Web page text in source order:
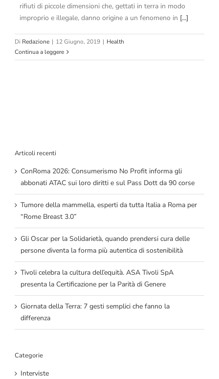
rifiuti di piccole dimensioni che, gettati in terra in modo
improprio e illegale, danno origine a un fenomeno in [...]
Di Redazione | 12 Giugno, 2019 | Health
Continua a leggere
Articoli recenti
ConRoma 2026: Consumerismo No Profit informa gli
abbonati ATAC sui loro diritti e sul Pass Dott da 90 corse
Tumore della mammella, esperti da tutta Italia a Roma per
“Rome Breast 3.0”
Gli Oscar per la Solidarietà, quando prendersi cura delle
persone diventa la forma più autentica di sostenibilità
Tivoli celebra la cultura dell’equità. ASA Tivoli SpA
presenta la Certificazione per la Parità di Genere
Giornata della Terra: 7 gesti semplici che fanno la
differenza
Categorie
Interviste